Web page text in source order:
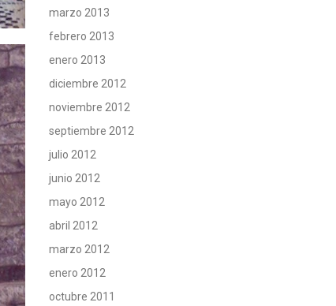
marzo 2013
febrero 2013
enero 2013
diciembre 2012
noviembre 2012
septiembre 2012
julio 2012
junio 2012
mayo 2012
abril 2012
marzo 2012
enero 2012
octubre 2011